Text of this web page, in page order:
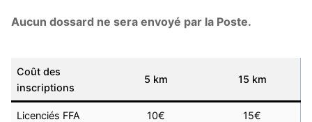
Aucun dossard ne sera envoyé par la Poste.
Coût des
inscriptions
5 km 15 km
Licenciés FFA 10€ 15€